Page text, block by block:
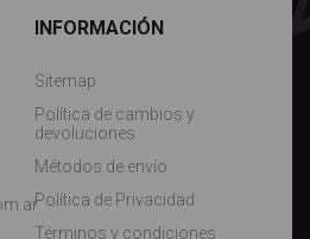
INFORMACIÓN
Sitemap
Política de cambios y
devoluciones
Métodos de envío
Política de Privacidad
Términos y condiciones